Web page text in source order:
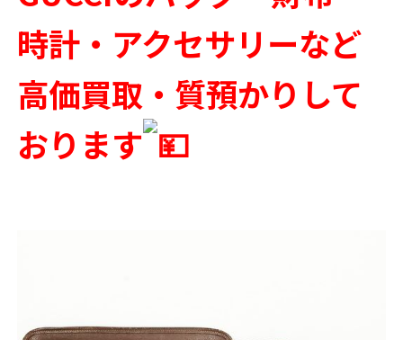
時計・アクセサリーなど
高価買取・質預かりして
おります